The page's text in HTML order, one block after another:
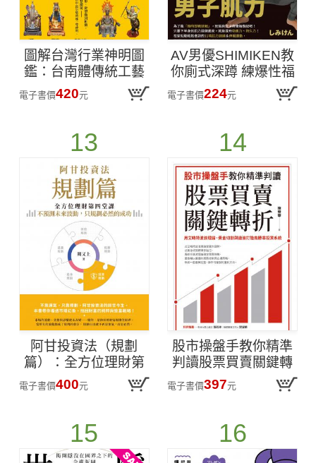
圖解台灣行業神明圖
鑑：台南體傳統工藝
電子書價420元
AV男優SHIMIKEN教
你廁式深蹲 練爆性福
男子肌力
電子書價224元
13
阿甘投資法（規劃
篇）：全方位理財第
四堂課，不預測未來
波動，只規劃必然的
電子書價400元
14
股市操盤手教你精準
判讀股票買賣關鍵轉
折：用艾略特波浪理
論、黃金切割與諧波
電子書價397元
15 16